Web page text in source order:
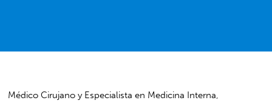
Médico Cirujano y Especialista en Medicina Interna,